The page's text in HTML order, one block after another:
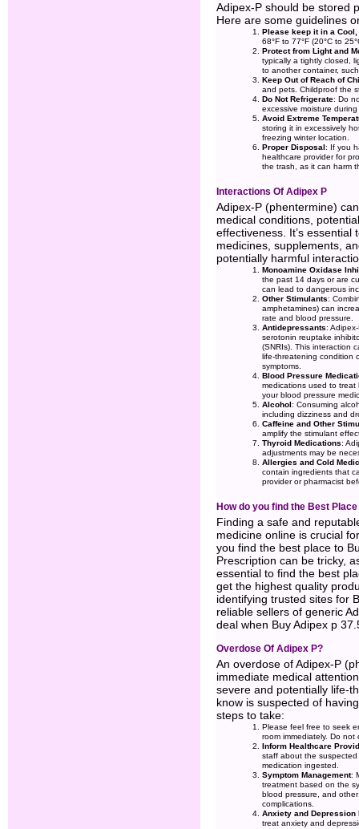
Adipex-P should be stored
Here are some guidelines
Please keep it in a
68°F to 77°F (20°C to
Protect from Light and
typically a tightly closed,
to another container,
Keep Out of Reach of
and pets. Childproof the
Do Not Refrigerate: Do
excessive moisture
Avoid Extreme
storing it in excessively
freezing winter location.
Proper Disposal: If you
healthcare provider for
the trash, as it can harm
Interactions Of Adipex P
Adipex-P (phentermine)
medical conditions,
effectiveness. It’s
medicines, supplements,
potentially harmful
Monoamine Oxidase
the past 14 days or are
can lead to dangerous
Other Stimulants:
amphetamines) can
rate and blood pressure.
Antidepressants:
serotonin reuptake
(SNRIs). This interaction
life-threatening condition
symptoms.
Blood Pressure
medications used to treat
your blood pressure
Alcohol: Consuming
including dizziness and
Caffeine and Other
amplify the stimulant
Thyroid Medications:
adjustments may be
Allergies and Cold
contain ingredients that
provider or pharmacist
How do you find the Best
Finding a safe and
medicine online is crucial
you find the best place to
Prescription can be tricky,
essential to find the best
get the highest quality
identifying trusted sites for
reliable sellers of generic
deal when Buy Adipex p
Overdose Of Adipex P?
An overdose of Adipex-P
immediate medical
severe and potentially life-
know is suspected of
steps to take:
Please feel free to seek
room immediately. Do
Inform Healthcare
staff about the
medication ingested.
Symptom Management:
treatment based on the
blood pressure, and
complications.
Anxiety and Depression
treat anxiety and